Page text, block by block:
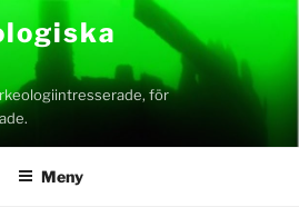
för
Meny